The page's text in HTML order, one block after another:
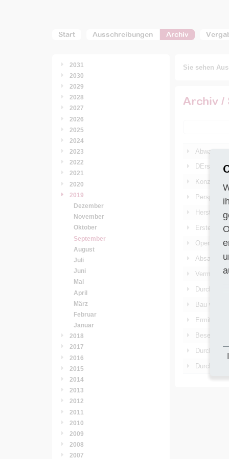
Start Ausschreibungen Archiv
2031
2030
2029
2028
2027
2026
2025
2024
2023
2022
2021
2020
2019
Dezember
November
Oktober
September
August
Juli
Juni
Mai
April
März
Februar
Januar
2018
2017
2016
2015
2014
2013
2012
2011
2010
2009
2008
2007
Sie sehen
Archiv /
Abwasser-
Erstellung
Absaugen,
Bau von
Er­mitt­lung